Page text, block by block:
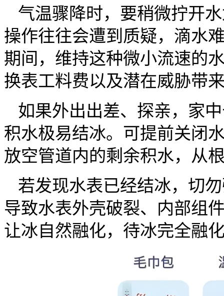
气温骤降时，要稍微拧开
操作往往会遭到质疑，滴水
期间，维持这种微小流速的
换表工料费以及潜在威胁带
如果外出出差、探亲，家
积水极易结冰。可提前关闭
放空管道内的剩余积水，从
若发现水表已经结冰，切
导致水表外壳破裂、内部组
让冰自然融化，待冰完全融